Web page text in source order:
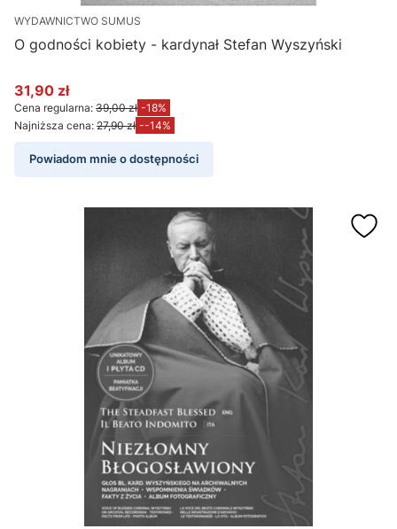
WYDAWNICTWO SUMUS
O godności kobiety - kardynał Stefan Wyszyński
Cena promocyjna
31,90 zł
Cena regularna: 39,00 zł -18%
Najniższa cena: 27,90 zł --14%
Powiadom mnie o dostępności